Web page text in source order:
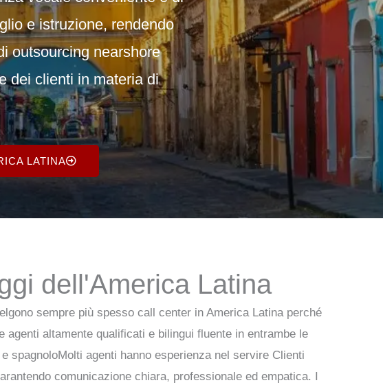
e istruzione, rendendo
outsourcing nearshore
dei clienti in materia di
LATINA
dell'America Latina
sempre più spesso call center in America Latinaperché
agenti altamente qualificati e bilingui fluente in entrambe le
e spagnoloMolti agenti hanno esperienza nel servire Clienti
comunicazione chiara, professionale ed empatica. I